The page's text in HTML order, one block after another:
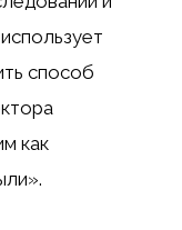
способ
как